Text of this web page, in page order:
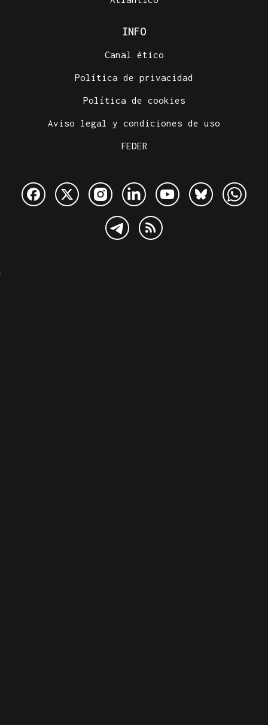
INFO
Canal ético
Política de privacidad
Política de cookies
Aviso legal y condiciones de uso
FEDER